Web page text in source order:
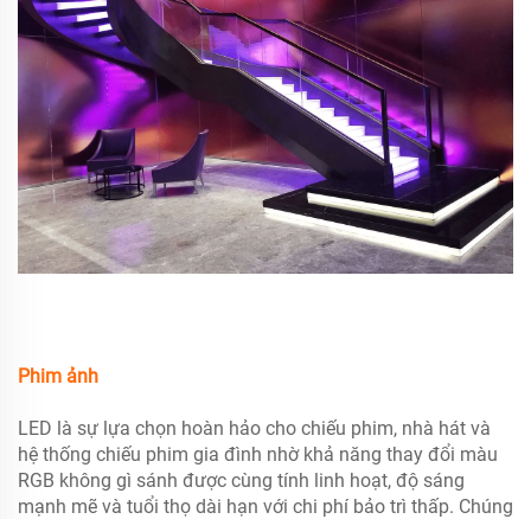
Phim ảnh
LED là sự lựa chọn hoàn hảo cho chiếu phim, nhà hát và
hệ thống chiếu phim gia đình nhờ khả năng thay đổi màu
RGB không gì sánh được cùng tính linh hoạt, độ sáng
mạnh mẽ và tuổi thọ dài hạn với chi phí bảo trì thấp. Chúng